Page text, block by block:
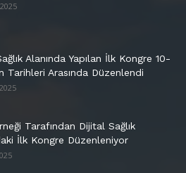
Alanında Yapılan İlk Kongre 10-
Tarihleri Arasında Düzenlendi
Tarafından Dijital Sağlık
İlk Kongre Düzenleniyor